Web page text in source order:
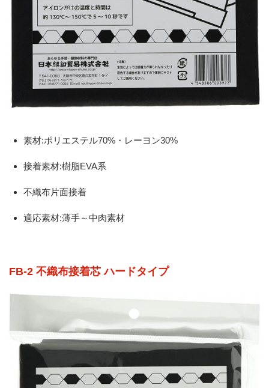
素材:ポリエステル70%・レーヨン30%
接着素材:樹脂EVA系
不織布片面接着
適応素材:薄手～中肉素材
FB-2 不織布接着芯 ハードタイプ